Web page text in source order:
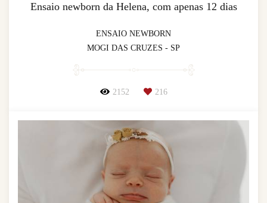
Ensaio newborn da Helena, com apenas 12 dias
ENSAIO NEWBORN
MOGI DAS CRUZES - SP
2152 216